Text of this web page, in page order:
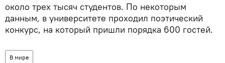
около трех тысяч студентов. По некоторым
данным, в университете проходил поэтический
конкурс, на который пришли порядка 600 гостей.
В мире